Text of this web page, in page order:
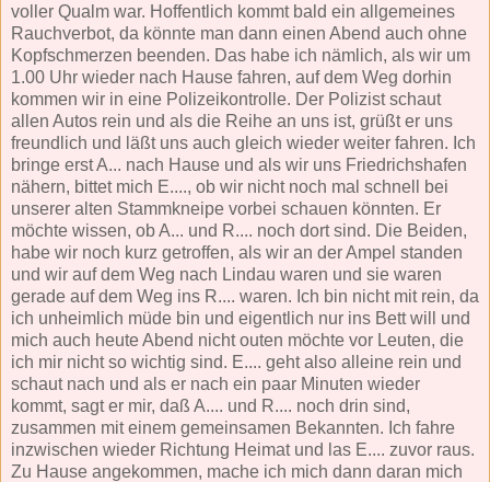
voller Qualm war. Hoffentlich kommt bald ein allgemeines
Rauchverbot, da könnte man dann einen Abend auch ohne
Kopfschmerzen beenden. Das habe ich nämlich, als wir um
1.00 Uhr wieder nach Hause fahren, auf dem Weg dorhin
kommen wir in eine Polizeikontrolle. Der Polizist schaut
allen Autos rein und als die Reihe an uns ist, grüßt er uns
freundlich und läßt uns auch gleich wieder weiter fahren. Ich
bringe erst A... nach Hause und als wir uns Friedrichshafen
nähern, bittet mich E...., ob wir nicht noch mal schnell bei
unserer alten Stammkneipe vorbei schauen könnten. Er
möchte wissen, ob A... und R.... noch dort sind. Die Beiden,
habe wir noch kurz getroffen, als wir an der Ampel standen
und wir auf dem Weg nach Lindau waren und sie waren
gerade auf dem Weg ins R.... waren. Ich bin nicht mit rein, da
ich unheimlich müde bin und eigentlich nur ins Bett will und
mich auch heute Abend nicht outen möchte vor Leuten, die
ich mir nicht so wichtig sind. E.... geht also alleine rein und
schaut nach und als er nach ein paar Minuten wieder
kommt, sagt er mir, daß A.... und R.... noch drin sind,
zusammen mit einem gemeinsamen Bekannten. Ich fahre
inzwischen wieder Richtung Heimat und las E.... zuvor raus.
Zu Hause angekommen, mache ich mich dann daran mich